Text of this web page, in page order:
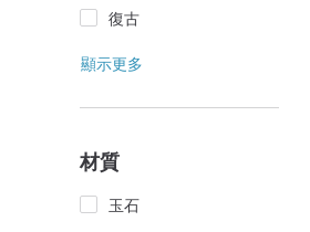
復古
顯示更多
材質
玉石